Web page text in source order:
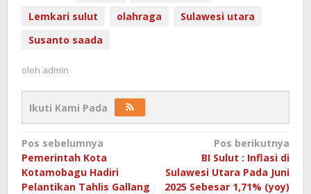
Lemkari sulut
olahraga
Sulawesi utara
Susanto saada
oleh admin
Ikuti Kami Pada
Navigasi
pos
Pos sebelumnya
Pemerintah Kota
Kotamobagu Hadiri
Pelantikan Tahlis Gallang
Pos berikutnya
BI Sulut : Inflasi di
Sulawesi Utara Pada Juni
2025 Sebesar 1,71% (yoy)